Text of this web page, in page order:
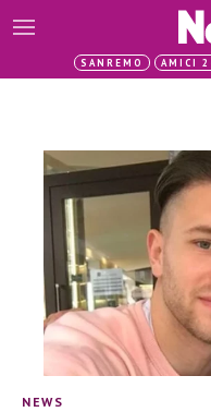
SANREMO AMICI
NEWS